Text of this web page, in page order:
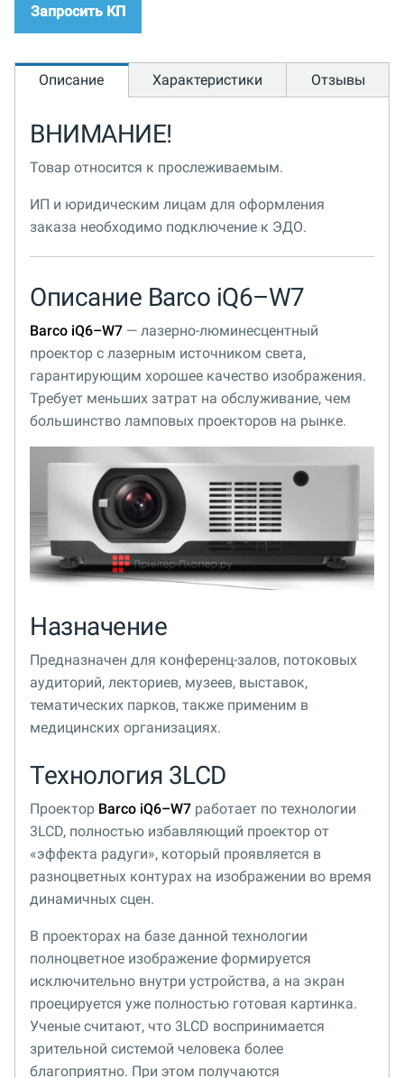
Запросить КП
Описание Характеристики Отзывы
ВНИМАНИЕ!
Товар относится к прослеживаемым.
ИП и юридическим лицам для оформления
заказа необходимо подключение к ЭДО.
Описание Barco iQ6–W7
Barco iQ6–W7 — лазерно-люминесцентный
проектор c лазерным источником света,
гарантирующим хорошее качество изображения.
Требует меньших затрат на обслуживание, чем
большинство ламповых проекторов на рынке.
Назначение
Предназначен для конференц-залов, потоковых
аудиторий, лекториев, музеев, выставок,
тематических парков, также применим в
медицинских организациях.
Технология 3LCD
Проектор Barco iQ6–W7 работает по технологии
3LCD, полностью избавляющий проектор от
«эффекта радуги», который проявляется в
разноцветных контурах на изображении во время
динамичных сцен.
В проекторах на базе данной технологии
полноцветное изображение формируется
исключительно внутри устройства, а на экран
проецируется уже полностью готовая картинка.
Ученые считают, что 3LCD воспринимается
зрительной системой человека более
благоприятно. При этом получаются